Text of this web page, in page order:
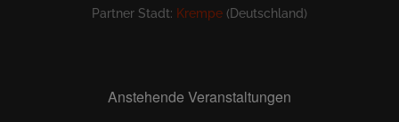
Partner Stadt: Krempe (Deutschland)
Anstehende Veranstaltungen